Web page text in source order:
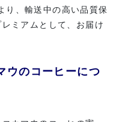
、輸送中の高い品質保
ミアムとして、お届け
ウのコーヒーにつ